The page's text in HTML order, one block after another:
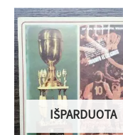
IŠPARDUOTA